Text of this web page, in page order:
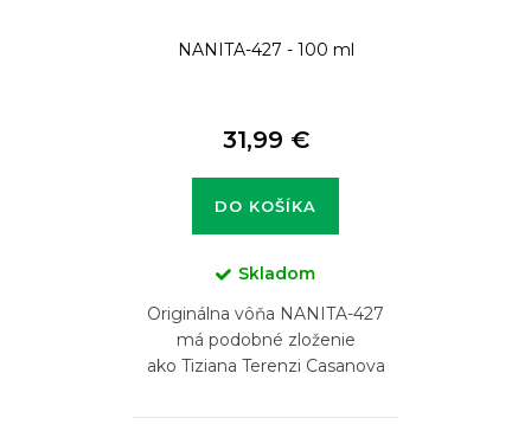
NANITA-427 - 100 ml
31,99 €
DO KOŠÍKA
Skladom
Originálna vôňa NANITA-427
má podobné zloženie
ako Tiziana Terenzi Casanova